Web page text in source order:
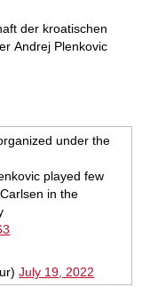
der kroatischen
Andrej Plenkovic
under the
played few
in the
July 19, 2022